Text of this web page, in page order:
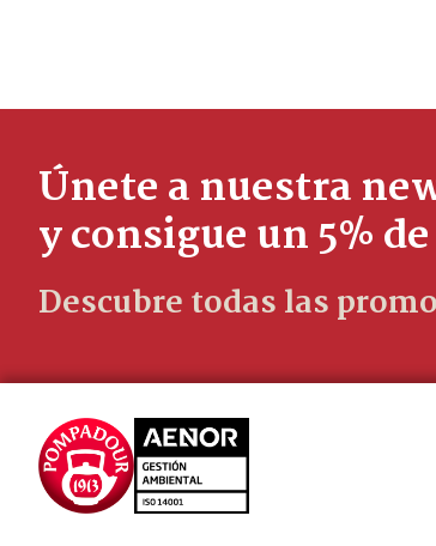
Únete a nuestra
y consigue un 5%
Descubre todas las